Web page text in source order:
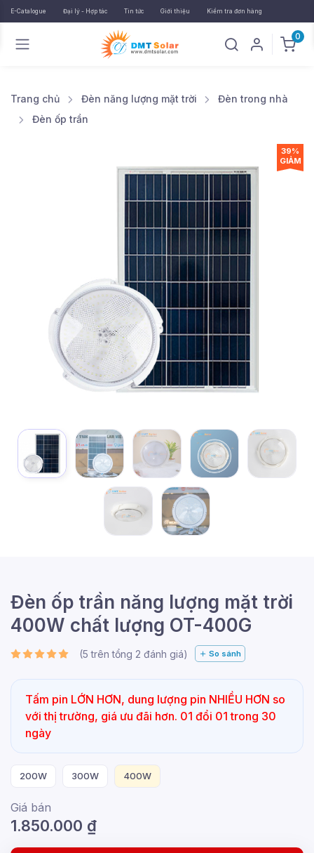
E-Catalogue Đại lý - Hợp tác Tin tức Giới thiệu Kiểm tra đơn hàng
0
Trang chủ Đèn năng lượng mặt trời
Đèn trong nhà
Đèn ốp trần
39%
GIẢM
Đèn ốp trần năng lượng mặt trời
400W chất lượng OT-400G
(5 trên tổng 2 đánh giá) So sánh
Tấm pin LỚN HƠN, dung lượng pin NHIỀU HƠN so
với thị trường, giá ưu đãi hơn. 01 đổi 01 trong 30
ngày
200W 300W 400W
Giá bán
1.850.000 ₫